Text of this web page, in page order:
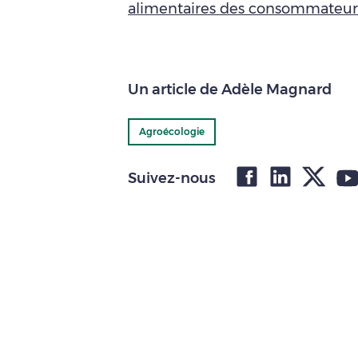
alimentaires des
Un article de Adèle Magnard
Agroécologie
Suivez-nous